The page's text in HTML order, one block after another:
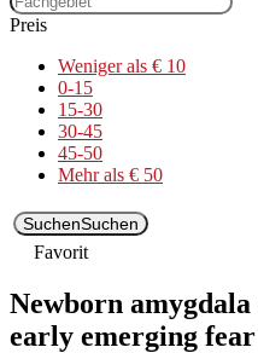
Preis
Weniger als € 10
0-15
15-30
30-45
45-50
Mehr als € 50
SuchenSuchen
Favorit
Newborn
early emerging fear